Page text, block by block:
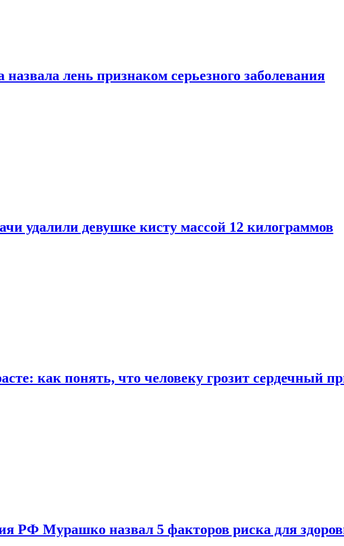
лень признаком серьезного заболевания
удалили девушке кисту массой 12 килограммов
как понять, что человеку грозит сердечный
РФ Мурашко назвал 5 факторов риска для